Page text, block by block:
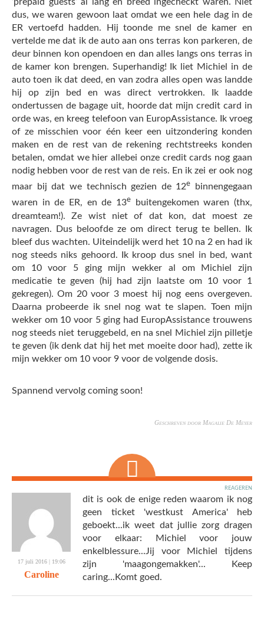
dus, we waren gewoon laat omdat we een hele dag in de
ER vertoefd hadden. Hij toonde me snel de kamer en
vertelde me dat ik de auto aan ons terras kon parkeren, de
deur binnen kon opendoen en dan alles langs ons terras in
de kamer kon brengen. Superhandig! Ik liet Michiel in de
auto toen ik dat deed, en van zodra alles open was landde
hij op zijn bed en was direct vertrokken. Ik laadde
ondertussen de bagage uit, hoorde dat mijn credit card in
orde was, en kreeg telefoon van EuropAssistance. Ik vroeg
of ze misschien voor één keer een uitzondering konden
maken en de rest van de rekening rechtstreeks konden
betalen, omdat we hier allebei onze credit cards nog gaan
nodig hebben voor de rest van de reis. En ik zei er ook nog
maar bij dat we technisch gezien de 12e binnengegaan
waren in de ER, en de 13e buitengekomen waren (thx,
dreamteam!). Ze wist niet of dat kon, dat moest ze
navragen. Dus beloofde ze om direct terug te bellen. Ik
bleef dus wachten. Uiteindelijk werd het 10 na 2 en had ik
nog steeds niks gehoord. Ik kroop dus snel in bed, want
om 10 voor 5 ging mijn wekker al om Michiel zijn
medicatie te geven (hij had zijn laatste om 10 voor 1
gekregen). Om 20 voor 3 moest hij nog eens overgeven.
Daarna probeerde ik snel nog wat te slapen. Toen mijn
wekker om 10 voor 5 ging had EuropAssistance trouwens
nog steeds niet teruggebeld, en na snel Michiel zijn pilletje
te geven (ik denk dat hij het met moeite door had), zette ik
mijn wekker om 10 voor 9 voor de volgende dosis.
Spannend vervolg coming soon!
Geschreven door Magalie De Meyer
reageren
17 juli 2016 | 19:06
Caroline
dit is ook de enige reden waarom ik nog
geen ticket 'westkust America' heb
geboekt...ik weet dat jullie zorg dragen
voor elkaar: Michiel voor jouw
enkelblessure...Jij voor Michiel tijdens
zijn 'maagongemakken'... Keep
caring...Komt goed.